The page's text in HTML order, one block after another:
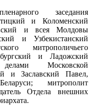
заседания
и Коломенский
и всея Молдовы
и Узбекистанский
митрополичьего
и Ладожский
Московской
и Заславский Павел,
митрополит
Отдела внешних